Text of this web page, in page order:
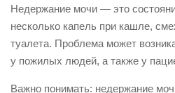
Недержание мочи — это
несколько капель при кашле,
туалета. Проблема может
у пожилых людей, а также у
Важно понимать: недержание